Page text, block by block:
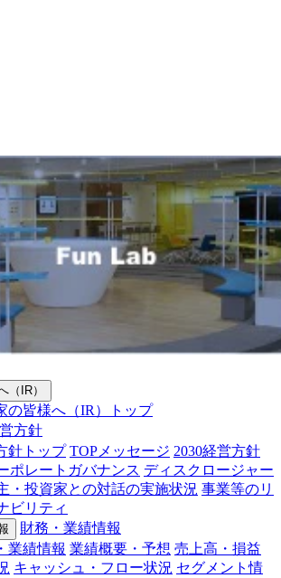
（IR）
の皆様へ（IR）トップ
方針
針トップ TOPメッセージ 2030経営方針
ポレートガバナンス ディスクロージャー
・投資家との対話の実施状況 事業等のリ
ビリティ
財務・業績情報
業績情報 業績概要・予想 売上高・損益
キャッシュ・フロー状況 セグメント情